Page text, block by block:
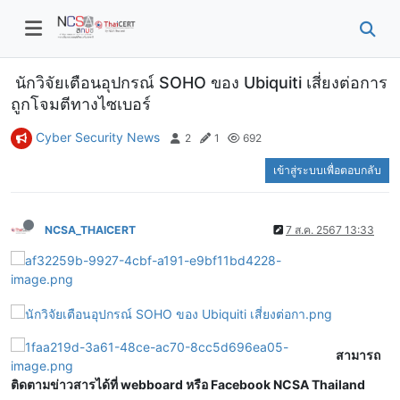
นักวิจัยเตือนอุปกรณ์ SOHO ของ Ubiquiti เสี่ยงต่อการ
ถูกโจมตีทางไซเบอร์
Cyber Security News 2 1 692
เข้าสู่ระบบเพื่อตอบกลับ
NCSA_THAICERT 7 ส.ค. 2567 13:33
สามารถ
ติดตามข่าวสารได้ที่ webboard หรือ Facebook NCSA Thailand